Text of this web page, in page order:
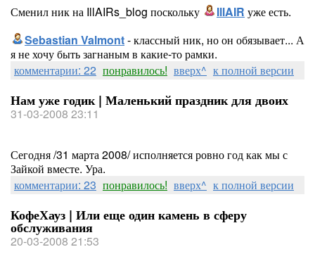
Сменил ник на IllAIRs_blog поскольку IllAIR уже есть.
Sebastian Valmont- классный ник, но он обязывает... А
я не хочу быть загнаным в какие-то рамки.
комментарии: 22 понравилось! вверх^ к полной версии
Нам уже годик | Маленький праздник для двоих
31-03-2008 23:11
Сегодня /31 марта 2008/ исполняется ровно год как мы с
Зайкой вместе. Ура.
комментарии: 23 понравилось! вверх^ к полной версии
КофеХауз | Или еще один камень в сферу
обслуживания
20-03-2008 21:53